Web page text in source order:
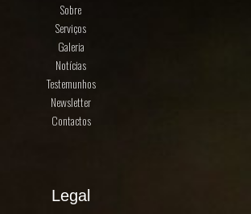
Sobre
Serviços
Galeria
Notícias
Testemunhos
Newsletter
Contactos
Legal